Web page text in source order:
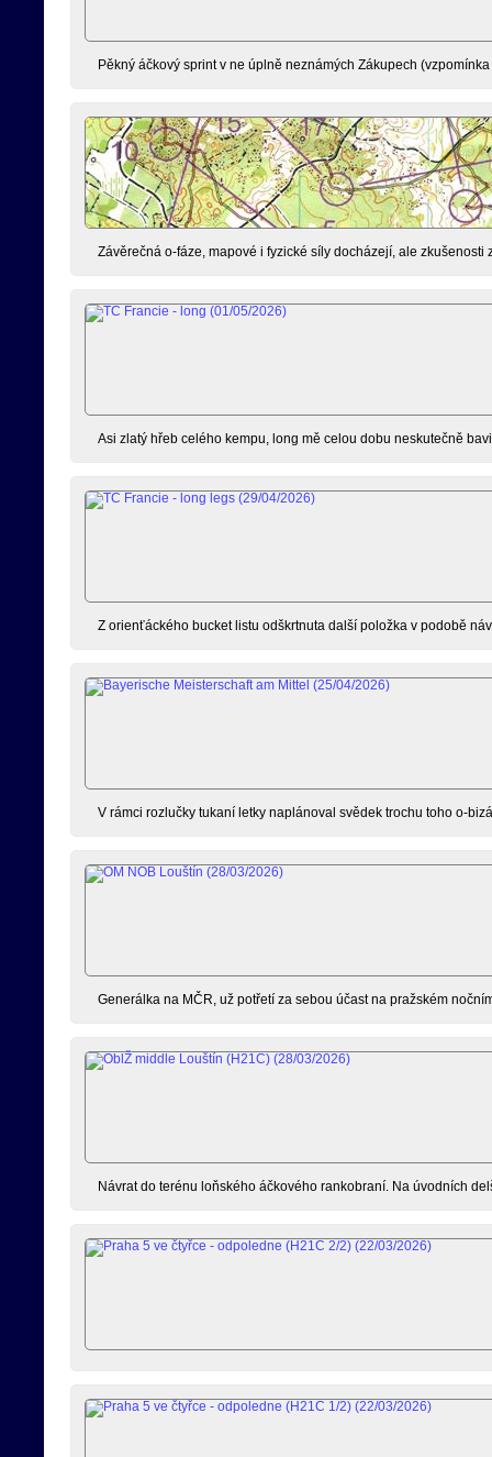
Pěkný áčkový sprint v ne úplně neznámých Zákupech
Závěrečná o-fáze, mapové i fyzické síly docházejí, ale
Asi zlatý hřeb celého kempu, long mě celou dobu neskutečně
Z orienťáckého bucket listu odškrtnuta další položka v podobě
V rámci rozlučky tukaní letky naplánoval svědek trochu toho o-
Generálka na MČR, už potřetí za sebou účast na pražském
Návrat do terénu loňského áčkového rankobraní. Na úvodních